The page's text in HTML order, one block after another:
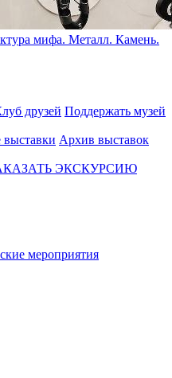
мифа. Металл. Камень.
друзей Поддержать музей
Архив выставок
ЭКСКУРСИЮ
мероприятия